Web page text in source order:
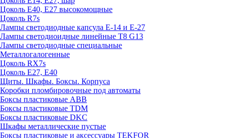
Цоколь Е40, Е27 высокомощные
Цоколь R7s
Лампы светодиодные капсула Е-14 и Е-27
Лампы светодиоидные линейные T8 G13
Лампы светодиодные специальные
Металлогалогенные
Цоколь RX7s
Цоколь Е27, E40
Щиты. Шкафы. Боксы. Корпуса
Коробки пломбировочные под автоматы
Боксы пластиковые ABB
Боксы пластиковые TDM
Боксы пластиковые DKC
Шкафы металлические пустые
Боксы пластиковые и аксессуары TEKFOR